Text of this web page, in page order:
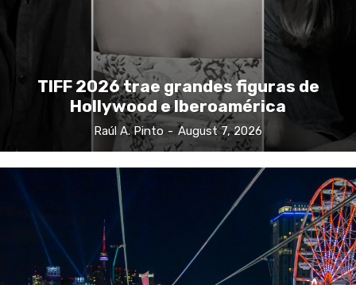
TIFF 2026 trae grandes figuras de
Hollywood e Iberoamérica
Raúl A. Pinto - August 7, 2026